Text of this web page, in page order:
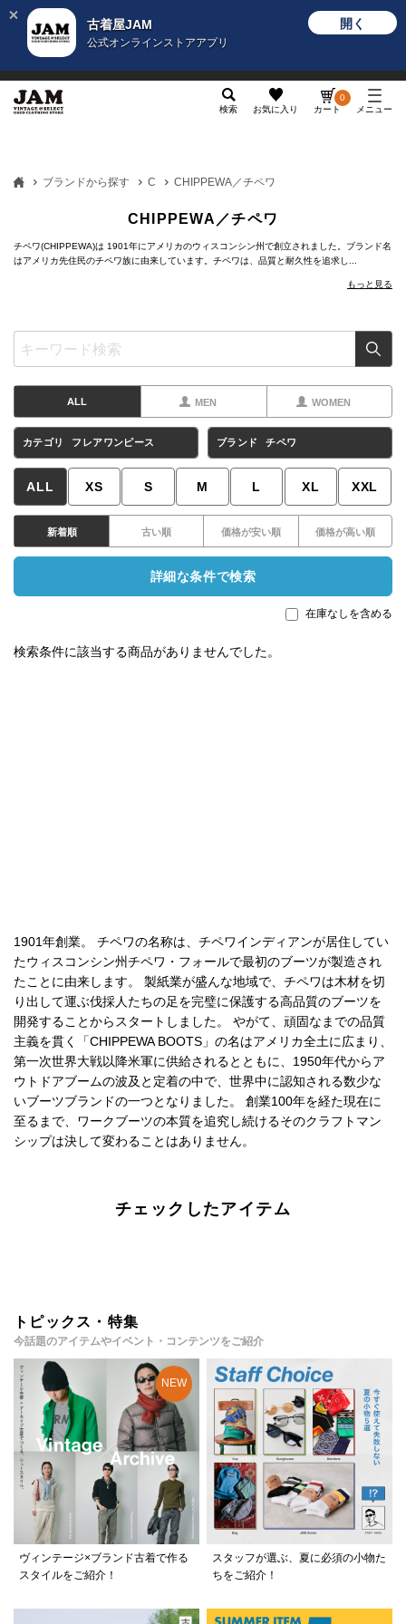
古着屋JAM
公式オンラインストアアプリ
開く
検索 お気に入り カート
0
メニュー
ブランドから探す C CHIPPEWA／チペワ
CHIPPEWA／チペワ
チペワ(CHIPPEWA)は 1901年にアメリカのウィスコンシン州で創立されました。ブランド名
はアメリカ先住民のチペワ族に由来しています。チペワは、品質と耐久性を追求し...
もっと見る
ALL MEN WOMEN
カテゴリ フレアワンピース ブランド チペワ
ALL XS S M L XL XXL
新着順 古い順 価格が安い順 価格が高い順
詳細な条件で検索
在庫なしを含める
検索条件に該当する商品がありませんでした。
1901年創業。 チペワの名称は、チペワインディアンが居住してい
たウィスコンシン州チペワ・フォールで最初のブーツが製造され
たことに由来します。 製紙業が盛んな地域で、チペワは木材を切
り出して運ぶ伐採人たちの足を完璧に保護する高品質のブーツを
開発することからスタートしました。 やがて、頑固なまでの品質
主義を貫く「CHIPPEWA BOOTS」の名はアメリカ全土に広まり、
第一次世界大戦以降米軍に供給されるとともに、1950年代からア
ウトドアブームの波及と定着の中で、世界中に認知される数少な
いブーツブランドの一つとなりました。 創業100年を経た現在に
至るまで、ワークブーツの本質を追究し続けるそのクラフトマン
シップは決して変わることはありません。
チェックしたアイテム
トピックス・特集
今話題のアイテムやイベント・コンテンツをご紹介
ヴィンテージ×ブランド古着で作る
スタイルをご紹介！
スタッフが選ぶ、夏に必須の小物た
ちをご紹介！